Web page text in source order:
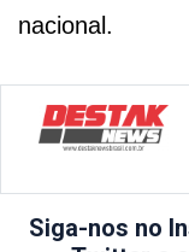
nacional.
Siga-nos no